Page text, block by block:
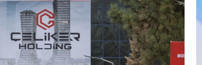
участие в